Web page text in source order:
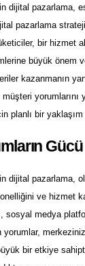
dijital pazarlama,
pazarlama
bir hizmet
büyük önem
kazanmanın
müşteri
planlı bir
Gücü
dijital pazarlama,
ve hizmet
sosyal medya
yorumlar,
bir etkiye